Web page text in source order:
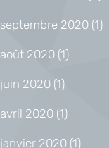
septembre 2020 (1)
août 2020 (1)
juin 2020 (1)
avril 2020 (1)
janvier 2020 (1)